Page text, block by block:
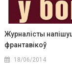
Журналісты
франтавікоў
18/06/2014